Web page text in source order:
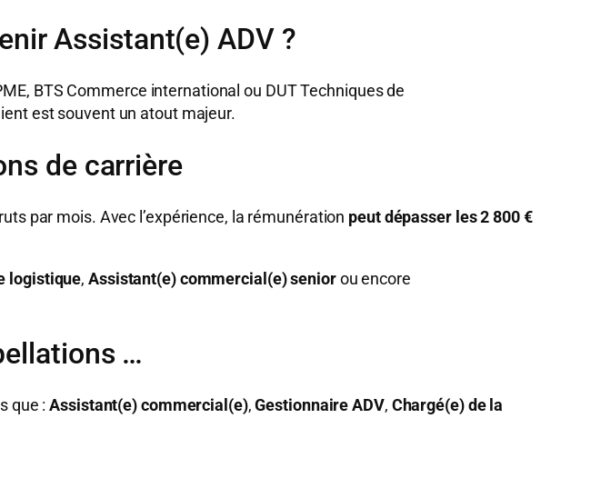
Assistant(e) ADV ?
BTS Commerce international ou DUT Techniques de
est souvent un atout majeur.
de carrière
par mois. Avec l’expérience, la rémunération peut dépasser les 2 800 €
logistique,Assistant(e) commercial(e) seniorou encore
…
que :Assistant(e) commercial(e),Gestionnaire ADV, Chargé(e) de la